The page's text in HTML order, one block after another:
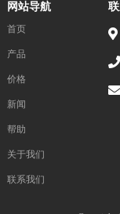
网站导航
首页
产品
价格
新闻
帮助
关于我们
联系我们